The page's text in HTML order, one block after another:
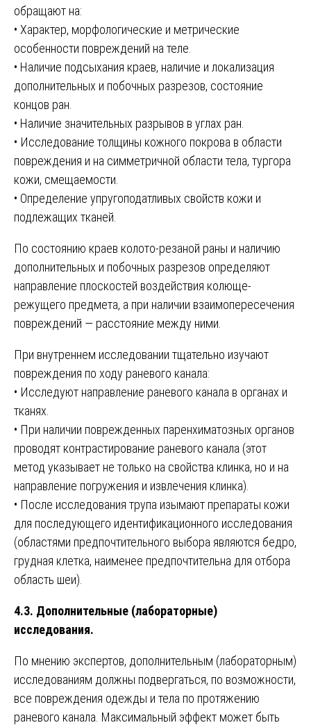
обращают на:
• Характер, морфологические и метрические
особенности повреждений на теле.
• Наличие подсыхания краев, наличие и локализация
дополнительных и побочных разрезов, состояние
концов ран.
• Наличие значительных разрывов в углах ран.
• Исследование толщины кожного покрова в области
повреждения и на симметричной области тела, тургора
кожи, смещаемости.
• Определение упругоподатливых свойств кожи и
подлежащих тканей.
По состоянию краев колото-резаной раны и наличию
дополнительных и побочных разрезов определяют
направление плоскостей воздействия колюще-
режущего предмета, а при наличии взаимопересечения
повреждений — расстояние между ними.
При внутреннем исследовании тщательно изучают
повреждения по ходу раневого канала:
• Исследуют направление раневого канала в органах и
тканях.
• При наличии поврежденных паренхиматозных органов
проводят контрастирование раневого канала (этот
метод указывает не только на свойства клинка, но и на
направление погружения и извлечения клинка).
• После исследования трупа изымают препараты кожи
для последующего идентификационного исследования
(областями предпочтительного выбора являются бедро,
грудная клетка, наименее предпочтительна для отбора
область шеи).
4.3. Дополнительные (лабораторные)
исследования.
По мнению экспертов, дополнительным (лабораторным)
исследованиям должны подвергаться, по возможности,
все повреждения одежды и тела по протяжению
раневого канала. Максимальный эффект может быть